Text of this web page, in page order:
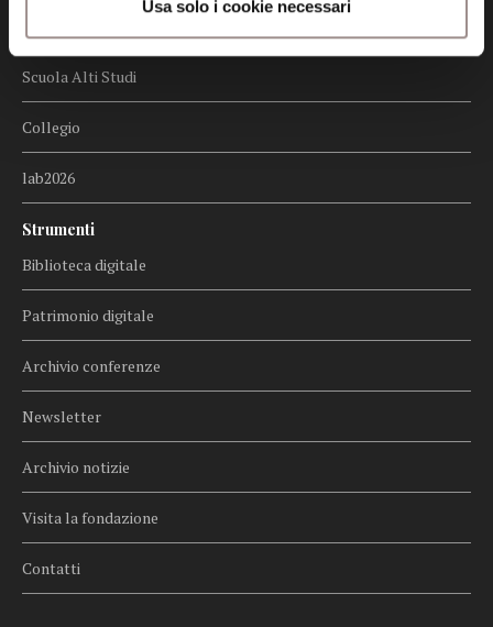
Usa solo i cookie necessari
Scuola Alti Studi
Collegio
lab2026
Strumenti
Biblioteca digitale
Patrimonio digitale
Archivio conferenze
Newsletter
Archivio notizie
Visita la fondazione
Contatti